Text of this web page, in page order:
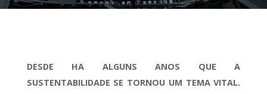
DESDE HA ALGUNS ANOS QUE A
SUSTENTABILIDADE SE TORNOU UM TEMA VITAL.